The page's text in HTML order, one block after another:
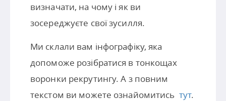
визначати, на чому і як ви
зосереджуєте свої зусилля.
Ми склали вам інфографіку, яка
допоможе розібратися в тонкощах
воронки рекрутингу. А з повним
текстом ви можете ознайомитись тут.